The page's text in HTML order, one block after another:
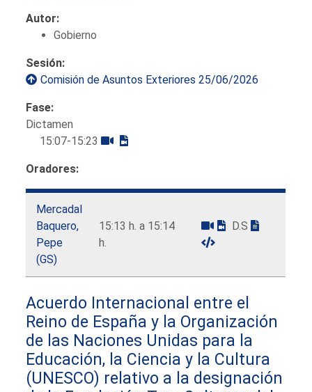
Autor:
Gobierno
Sesión:
Comisión de Asuntos Exteriores 25/06/2026
Fase:
Dictamen
15:07-15:23
Oradores:
Mercadal
Baquero,
Pepe
(GS)
15:13 h. a 15:14
h.
D.S
Acuerdo Internacional entre el
Reino de España y la Organización
de las Naciones Unidas para la
Educación, la Ciencia y la Cultura
(UNESCO) relativo a la designación